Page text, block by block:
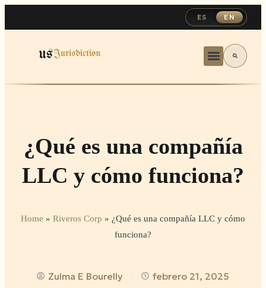
ES EN
¿Qué es una compañía
LLC y cómo funciona?
Home » Riveros Corp » ¿Qué es una compañía LLC y cómo
funciona?
Zulma E Bourelly febrero 21, 2025